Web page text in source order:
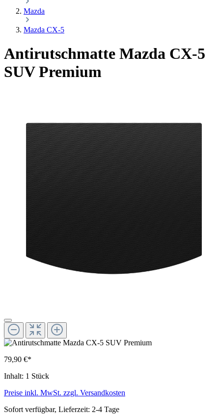
Mazda
Mazda CX-5
Antirutschmatte Mazda CX-5
SUV Premium
79,90 €*
Inhalt: 1 Stück
Preise inkl. MwSt. zzgl. Versandkosten
Sofort verfügbar, Lieferzeit: 2-4 Tage